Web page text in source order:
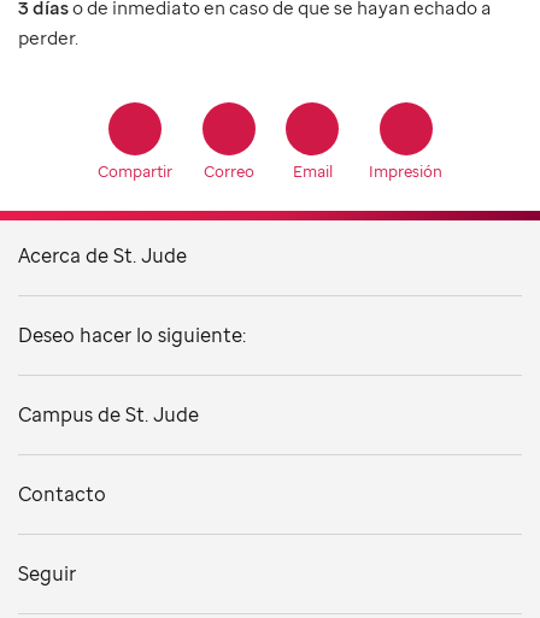
3 díaso de inmediato en caso de que se hayan echado a
perder.
Compartir Correo Email Impresión
Acerca de St. Jude
Deseo hacer lo siguiente:
Campus de St. Jude
Contacto
Seguir